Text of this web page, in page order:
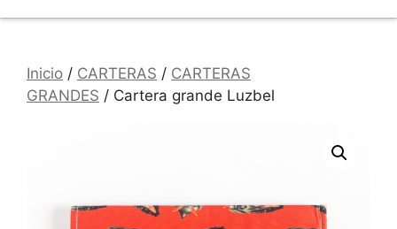
Inicio / CARTERAS / CARTERAS
GRANDES / Cartera grande Luzbel